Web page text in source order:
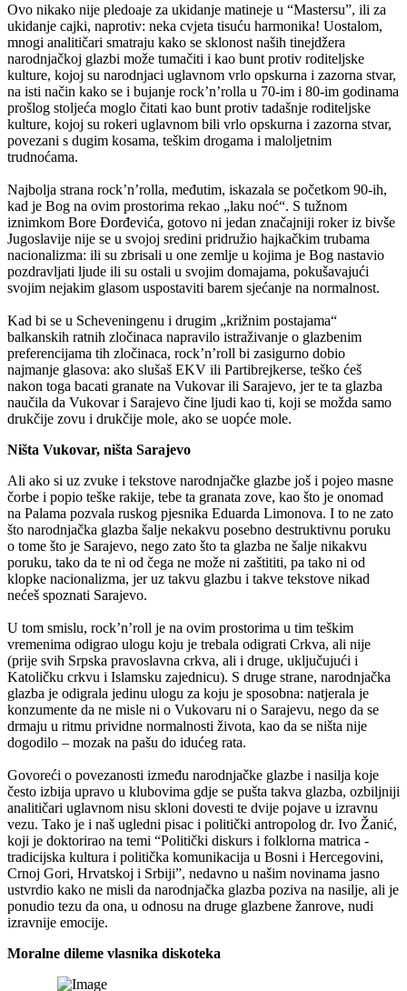
Ovo nikako nije pledoaje za ukidanje matineje u “Mastersu”, ili za
ukidanje cajki, naprotiv: neka cvjeta tisuću harmonika! Uostalom,
mnogi analitičari smatraju kako se sklonost naših tinejdžera
narodnjačkoj glazbi može tumačiti i kao bunt protiv roditeljske
kulture, kojoj su narodnjaci uglavnom vrlo opskurna i zazorna stvar,
na isti način kako se i bujanje rock’n’rolla u 70-im i 80-im godinama
prošlog stoljeća moglo čitati kao bunt protiv tadašnje roditeljske
kulture, kojoj su rokeri uglavnom bili vrlo opskurna i zazorna stvar,
povezani s dugim kosama, teškim drogama i maloljetnim
trudnoćama.
Najbolja strana rock’n’rolla, međutim, iskazala se početkom 90-ih,
kad je Bog na ovim prostorima rekao „laku noć“. S tužnom
iznimkom Bore Đorđevića, gotovo ni jedan značajniji roker iz bivše
Jugoslavije nije se u svojoj sredini pridružio hajkačkim trubama
nacionalizma: ili su zbrisali u one zemlje u kojima je Bog nastavio
pozdravljati ljude ili su ostali u svojim domajama, pokušavajući
svojim nejakim glasom uspostaviti barem sjećanje na normalnost.
Kad bi se u Scheveningenu i drugim „križnim postajama“
balkanskih ratnih zločinaca napravilo istraživanje o glazbenim
preferencijama tih zločinaca, rock’n’roll bi zasigurno dobio
najmanje glasova: ako slušaš EKV ili Partibrejkerse, teško ćeš
nakon toga bacati granate na Vukovar ili Sarajevo, jer te ta glazba
naučila da Vukovar i Sarajevo čine ljudi kao ti, koji se možda samo
drukčije zovu i drukčije mole, ako se uopće mole.
Ništa Vukovar, ništa Sarajevo
Ali ako si uz zvuke i tekstove narodnjačke glazbe još i pojeo masne
čorbe i popio teške rakije, tebe ta granata zove, kao što je onomad
na Palama pozvala ruskog pjesnika Eduarda Limonova. I to ne zato
što narodnjačka glazba šalje nekakvu posebno destruktivnu poruku
o tome što je Sarajevo, nego zato što ta glazba ne šalje nikakvu
poruku, tako da te ni od čega ne može ni zaštititi, pa tako ni od
klopke nacionalizma, jer uz takvu glazbu i takve tekstove nikad
nećeš spoznati Sarajevo.
U tom smislu, rock’n’roll je na ovim prostorima u tim teškim
vremenima odigrao ulogu koju je trebala odigrati Crkva, ali nije
(prije svih Srpska pravoslavna crkva, ali i druge, uključujući i
Katoličku crkvu i Islamsku zajednicu). S druge strane, narodnjačka
glazba je odigrala jedinu ulogu za koju je sposobna: natjerala je
konzumente da ne misle ni o Vukovaru ni o Sarajevu, nego da se
drmaju u ritmu prividne normalnosti života, kao da se ništa nije
dogodilo – mozak na pašu do idućeg rata.
Govoreći o povezanosti između narodnjačke glazbe i nasilja koje
često izbija upravo u klubovima gdje se pušta takva glazba, ozbiljniji
analitičari uglavnom nisu skloni dovesti te dvije pojave u izravnu
vezu. Tako je i naš ugledni pisac i politički antropolog dr. Ivo Žanić,
koji je doktorirao na temi “Politički diskurs i folklorna matrica -
tradicijska kultura i politička komunikacija u Bosni i Hercegovini,
Crnoj Gori, Hrvatskoj i Srbiji”, nedavno u našim novinama jasno
ustvrdio kako ne misli da narodnjačka glazba poziva na nasilje, ali je
ponudio tezu da ona, u odnosu na druge glazbene žanrove, nudi
izravnije emocije.
Moralne dileme vlasnika diskoteka